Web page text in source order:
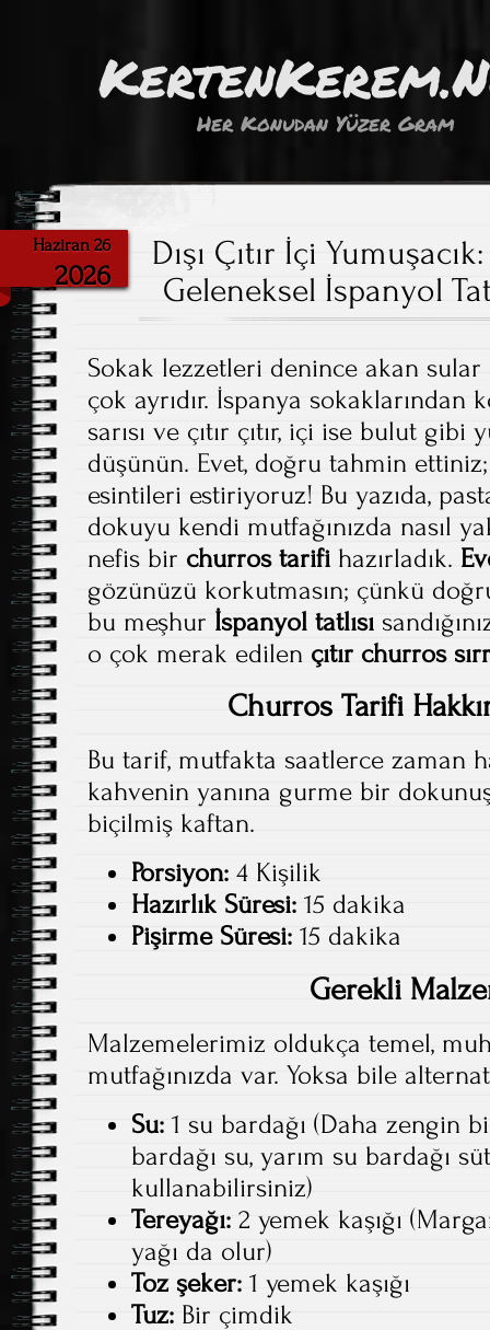
Her Konudan Yüzer Gram
Haziran 26
2026
Dışı Çıtır İçi
Geleneksel İspanyol
Sokak lezzetleri denince akan sular
çok ayrıdır. İspanya sokaklarından
sarısı ve çıtır çıtır, içi ise bulut
düşünün. Evet, doğru tahmin
esintileri estiriyoruz! Bu yazıda,
dokuyu kendi mutfağınızda nasıl
nefis bir churros tarifi hazırladık.
gözünüzü korkutmasın; çünkü
bu meşhur İspanyol tatlısı
o çok merak edilen çıtır churros
Churros Tarifi
Bu tarif, mutfakta saatlerce zaman
kahvenin yanına gurme bir
biçilmiş kaftan.
Porsiyon: 4 Kişilik
Hazırlık Süresi: 15 dakika
Pişirme Süresi: 15 dakika
Gerekli
Malzemelerimiz oldukça temel,
mutfağınızda var. Yoksa bile
Su: 1 su bardağı (Daha zengin
bardağı su, yarım su bardağı
kullanabilirsiniz)
Tereyağı: 2 yemek kaşığı
yağı da olur)
Toz şeker: 1 yemek kaşığı
Tuz: Bir çimdik